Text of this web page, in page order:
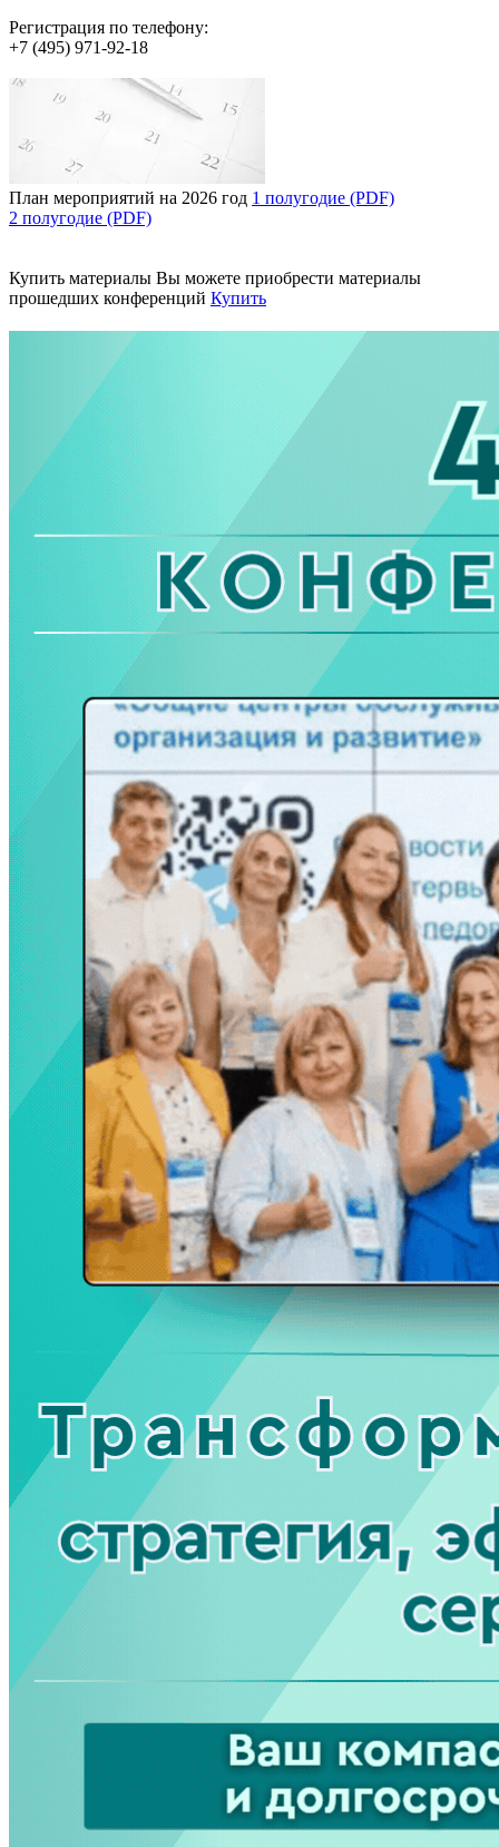
Регистрация по телефону:
+7 (495) 971-92-18
План мероприятий на 2026 год 1 полугодие (PDF)
2 полугодие (PDF)
Купить материалы Вы можете приобрести материалы
прошедших конференций Купить